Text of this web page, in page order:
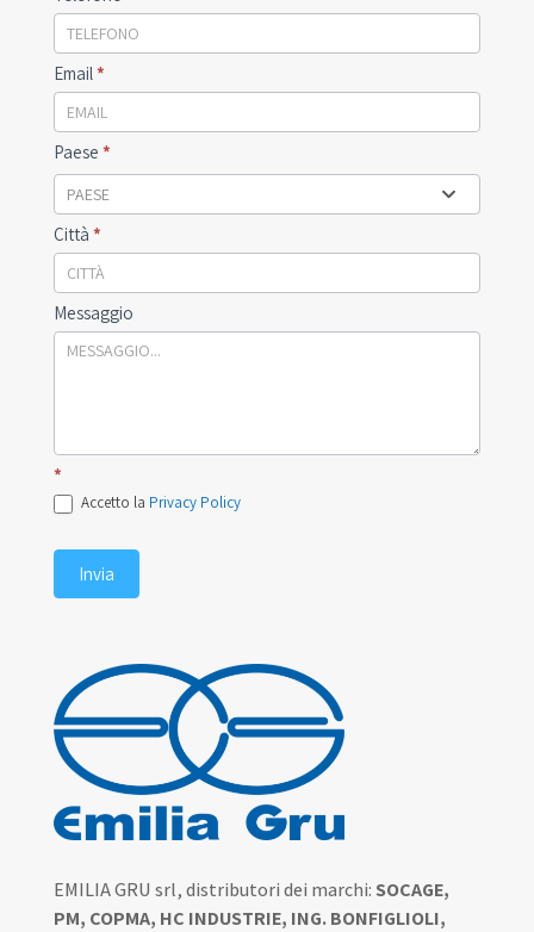
Email*
Paese *
PAESE
Città *
Messaggio
*
Accetto la Privacy Policy
Invia
EMILIA GRU srl, distributori dei marchi:SOCAGE,
PM, COPMA, HC INDUSTRIE, ING. BONFIGLIOLI,